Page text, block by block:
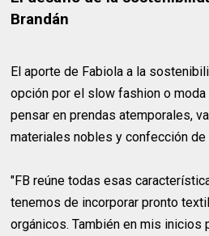
Brandán
El aporte de Fabiola a la
opción por el slow fashion o
pensar en prendas atemporales,
materiales nobles y confección de
"FB reúne todas esas
tenemos de incorporar pronto
orgánicos. También en mis inicios